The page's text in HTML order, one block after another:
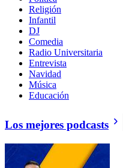
Religión
Infantil
DJ
Comedia
Radio Universitaria
Entrevista
Navidad
Música
Educación
Los mejores podcasts